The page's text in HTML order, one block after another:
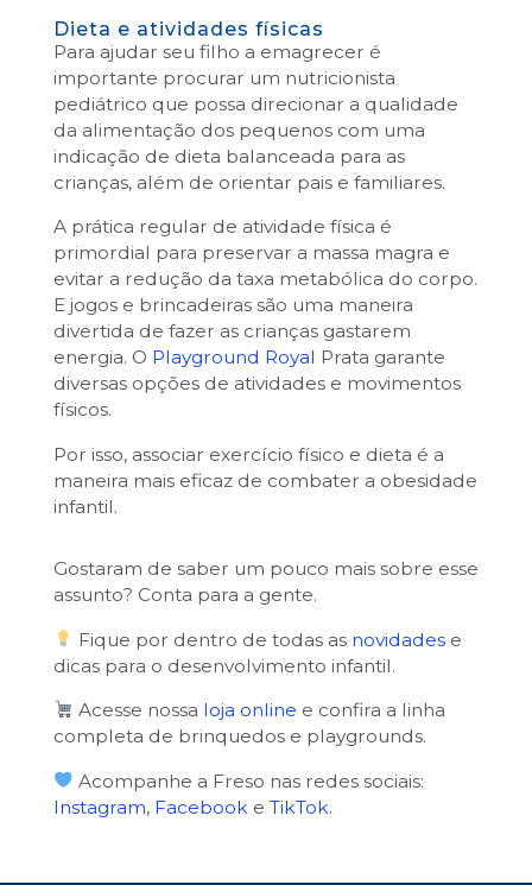
Dieta e atividades físicas
Para ajudar seu filho a emagrecer é
importante procurar um nutricionista
pediátrico que possa direcionar a qualidade
da alimentação dos pequenos com uma
indicação de dieta balanceada para as
crianças, além de orientar pais e familiares.
A prática regular de atividade física é
primordial para preservar a massa magra e
evitar a redução da taxa metabólica do corpo.
E jogos e brincadeiras são uma maneira
divertida de fazer as crianças gastarem
energia. O Playground Royal Prata garante
diversas opções de atividades e movimentos
físicos.
Por isso, associar exercício físico e dieta é a
maneira mais eficaz de combater a obesidade
infantil.
Gostaram de saber um pouco mais sobre esse
assunto? Conta para a gente.
Fique por dentro de todas as novidades e
dicas para o desenvolvimento infantil.
Acesse nossa loja online e confira a linha
completa de brinquedos e playgrounds.
Acompanhe a Freso nas redes sociais:
Instagram, Facebook e TikTok.